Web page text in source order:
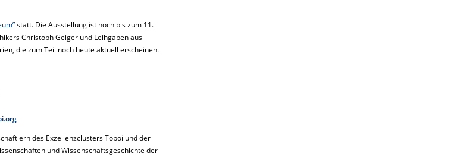
statt. Die Ausstellung ist noch bis zum 11.
Christoph Geiger und Leihgaben aus
die zum Teil noch heute aktuell erscheinen.
des Exzellenzclusters Topoi und der
und Wissenschaftsgeschichte der